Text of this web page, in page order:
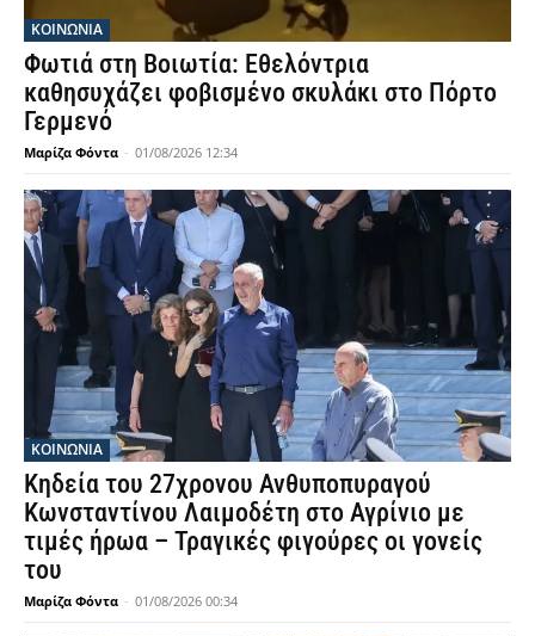
ΚΟΙΝΩΝΙΑ
Φωτιά στη Βοιωτία: Εθελόντρια
καθησυχάζει φοβισμένο σκυλάκι στο Πόρτο
Γερμενό
Μαρίζα Φόντα - 01/08/2026 12:34
ΚΟΙΝΩΝΙΑ
Κηδεία του 27χρονου Ανθυποπυραγού
Κωνσταντίνου Λαιμοδέτη στο Αγρίνιο με
τιμές ήρωα – Τραγικές φιγούρες οι γονείς
του
Μαρίζα Φόντα - 01/08/2026 00:34